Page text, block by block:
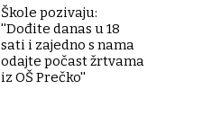
Škole pozivaju:
''Dođite danas u 18
sati i zajedno s nama
odajte počast žrtvama
iz OŠ Prečko''